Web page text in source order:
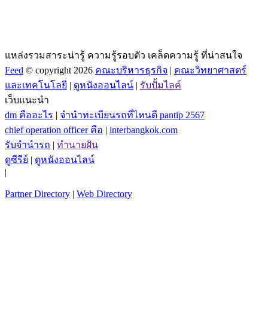
แหล่งรวมสาระน่ารู้ ความรู้รอบตัว เคล็ดความรู้ ที่น่าสนใจ
Feed © copyright 2026 คณะบริหารธุรกิจ | คณะวิทยาศาสตร์
และเทคโนโลยี | ดูหนังออนไลน์ | รับปั้มไลค์
เว็บแนะนำ
dm คืออะไร | จํานําทะเบียนรถที่ไหนดี pantip 2567
chief operation officer คือ | interbangkok.com
รับจํานํารถ | ทํานายฝัน
ดูซีรีย์ | ดูหนังออนไลน์
|
Partner Directory | Web Directory